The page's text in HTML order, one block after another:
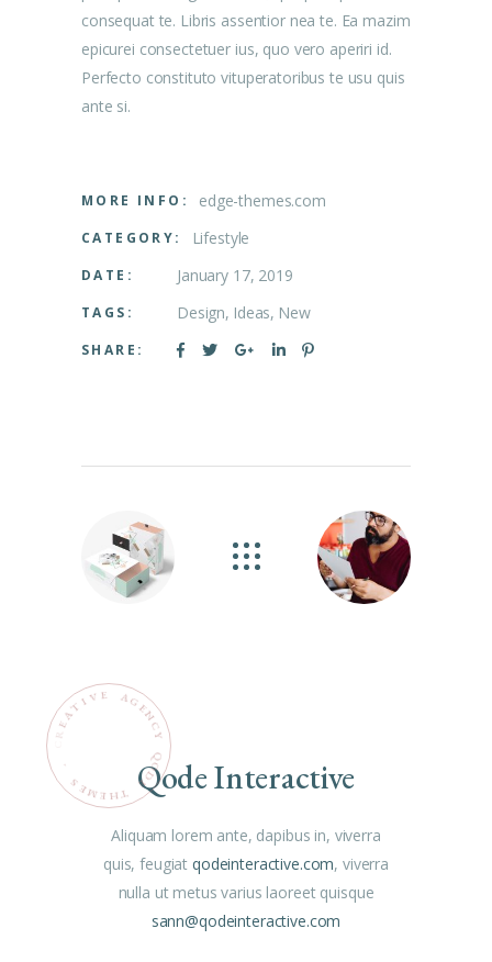
consequat te. Libris assentior nea te. Ea mazim
epicurei consectetuer ius, quo vero aperiri id.
Perfecto constituto vituperatoribus te usu quis
ante si.
MORE INFO: edge-themes.com
CATEGORY: Lifestyle
DATE: January 17, 2019
TAGS: Design Ideas New
SHARE:
I V E AGE
N
C
Y
Q
O
D
E
T
H
E
M
E
S
. Qode Interactive
Aliquam lorem ante, dapibus in, viverra
quis, feugiat qodeinteractive.com, viverra
nulla ut metus varius laoreet quisque
sann@qodeinteractive.com